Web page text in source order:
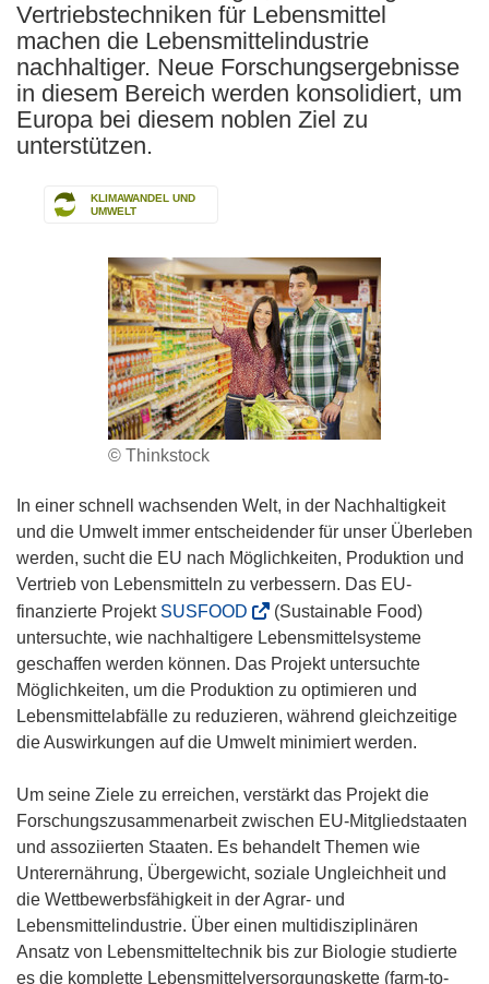
Vertriebstechniken für Lebensmittel
machen die Lebensmittelindustrie
nachhaltiger. Neue Forschungsergebnisse
in diesem Bereich werden konsolidiert, um
Europa bei diesem noblen Ziel zu
unterstützen.
KLIMAWANDEL UND
UMWELT
© Thinkstock
In einer schnell wachsenden Welt, in der Nachhaltigkeit
und die Umwelt immer entscheidender für unser Überleben
werden, sucht die EU nach Möglichkeiten, Produktion und
Vertrieb von Lebensmitteln zu verbessern. Das EU-
finanzierte Projekt SUSFOOD
ö
f
f
n
e
i
n
n
e
u
e
m
F
(Sustainable Food)
untersuchte, wie nachhaltigere Lebensmittelsysteme
geschaffen werden können. Das Projekt untersuchte
Möglichkeiten, um die Produktion zu optimieren und
Lebensmittelabfälle zu reduzieren, während gleichzeitige
die Auswirkungen auf die Umwelt minimiert werden.
Um seine Ziele zu erreichen, verstärkt das Projekt die
Forschungszusammenarbeit zwischen EU-Mitgliedstaaten
und assoziierten Staaten. Es behandelt Themen wie
Unterernährung, Übergewicht, soziale Ungleichheit und
die Wettbewerbsfähigkeit in der Agrar- und
Lebensmittelindustrie. Über einen multidisziplinären
Ansatz von Lebensmitteltechnik bis zur Biologie studierte
es die komplette Lebensmittelversorgungskette (farm-to-